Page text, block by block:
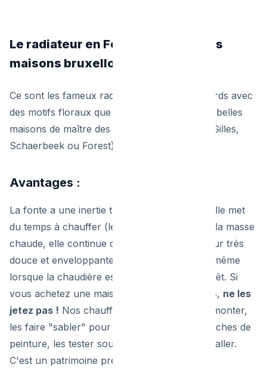
Le radiateur en Fonte : L'inertie des
maisons bruxelloises
Ce sont les fameux radiateurs à éléments lourds avec
des motifs floraux que l'on retrouve dans les belles
maisons de maître des années 1920 (à Saint-Gilles,
Schaerbeek ou Forest).
Avantages :
La fonte a une inertie thermique imbattable. Elle met
du temps à chauffer (le matin), mais une fois la masse
chaude, elle continue de rayonner une chaleur très
douce et enveloppante pendant des heures, même
lorsque la chaudière est complètement à l'arrêt. Si
vous achetez une maison avec ces radiateurs, ne les
jetez pas ! Nos chauffagistes peuvent les démonter,
les faire "sabler" pour enlever les vieilles couches de
peinture, les tester sous pression et les réinstaller.
C'est un patrimoine précieux.